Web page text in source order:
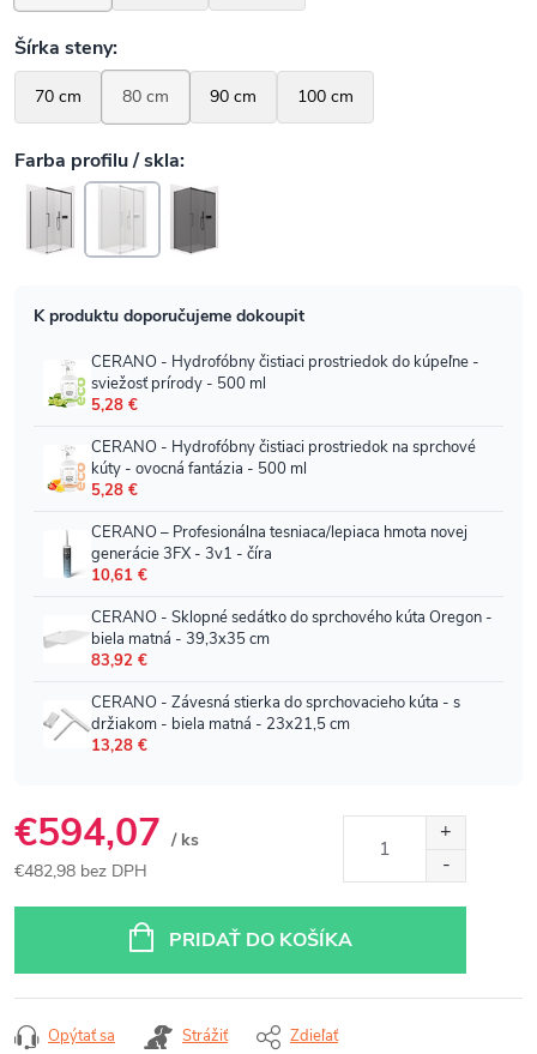
€594,07 / ks
€482,98 bez DPH
PRIDAŤ DO KOŠÍKA
Opýtať sa Strážiť Zdieľať